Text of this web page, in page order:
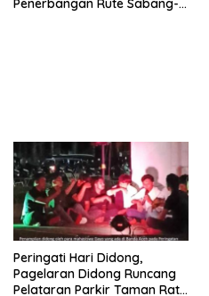
Penerbangan Rute Sabang-
Peringati Hari Didong,
Pagelaran Didong Runcang
Pelataran Parkir Taman Ratu